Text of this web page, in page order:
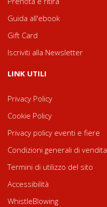
Guida all'ebook
Gift Card
Iscriviti alla Newsletter
LINK UTILI
Privacy Policy
Cookie Policy
Privacy policy eventi e fiere
Condizioni generali di vendita
Termini di utilizzo del sito
Accessibilità
WhistleBlowing